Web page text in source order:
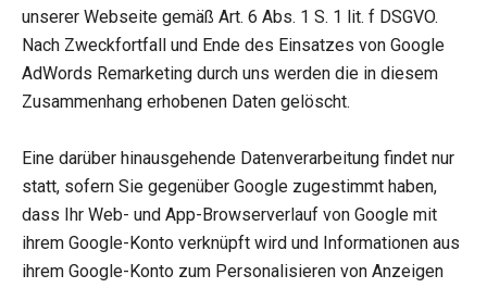
unserer Webseite gemäß Art. 6 Abs. 1 S. 1 lit. f DSGVO.
Nach Zweckfortfall und Ende des Einsatzes von Google
AdWords Remarketing durch uns werden die in diesem
Zusammenhang erhobenen Daten gelöscht.
Eine darüber hinausgehende Datenverarbeitung findet nur
statt, sofern Sie gegenüber Google zugestimmt haben,
dass Ihr Web- und App-Browserverlauf von Google mit
ihrem Google-Konto verknüpft wird und Informationen aus
ihrem Google-Konto zum Personalisieren von Anzeigen